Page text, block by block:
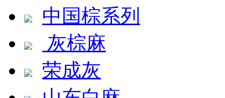
中国棕系列
灰棕麻
荣成灰